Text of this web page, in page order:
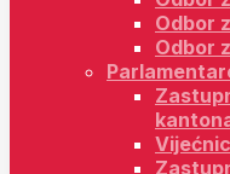
Odbor
Odbor